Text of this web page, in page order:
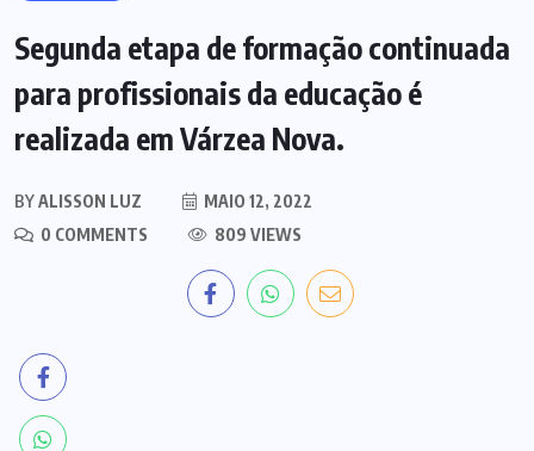
Segunda etapa de formação continuada
para profissionais da educação é
realizada em Várzea Nova.
BYALISSON LUZ
MAIO 12, 2022
0 COMMENTS
809 VIEWS